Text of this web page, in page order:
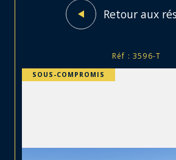
Retour aux
Réf : 3596-T
SOUS-COMPROMIS